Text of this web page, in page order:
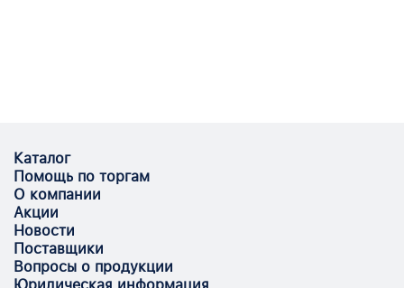
Каталог
Помощь по торгам
О компании
Акции
Новости
Поставщики
Вопросы о продукции